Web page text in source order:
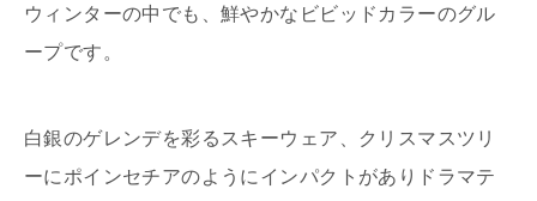
ウィンターの中でも、鮮やかなビビッドカラーのグル
ープです。
白銀のゲレンデを彩るスキーウェア、クリスマスツリ
ーにポインセチアのようにインパクトがありドラマテ